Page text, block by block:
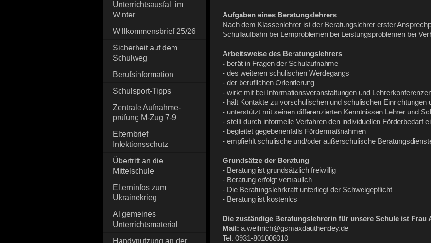
Unterrichtsausfall im
Winter
Willkommensbrief 25/26
Sicherheit auf dem
Schulweg
Berufsinformation
Schulsport-Tipps
Zentrale Aufnahme-
prüfung M-Zug 7-9
Elternbrief
Infektionsschutz
Übertritt an die
Mittelschule
Elterninfos zum
Ukrainekrieg
Allgemeines
Unterrichtsmaterial
Handynutzung an der
Aufgaben eines Beratungslehrers
Nach dem Klassenlehrer ist der Beratungslehrer erster
Schullaufbahn bei Lernproblemen bei Leistungsproblemen bei
Arbeitsweise des Beratungslehrers
-berät in Fragen der Schulaufnahme
- des weiteren schulischen Werdegangs
- der beruflichen Orientierung
- wirkt mit bei Informationsveranstaltungen und
- hält Kontakte zu vorschulischen und schulischen Einrichtungen
- unterstützt mit seinen differenzierten Kenntnissen Lehrer und
- stellt durch informelle Verfahren den individuellen Förderbedarf
- begleitet gegebenenfalls Fördermaßnahmen
- empfiehlt schulische und/oder außerschulische
Grundsätze der Beratung
- Beratung ist grundsätzlich freiwillig
- Beratung erfolgt vertraulich
- Die Beratungslehrkraft unterliegt der Schweigepflicht
- Beratung ist kostenlos
Die zuständige Beratungslehrerin für unsere Schule ist Frau
Mail: a.weihrich@gsmaxdauthendey.de
Tel. 0931-801008010